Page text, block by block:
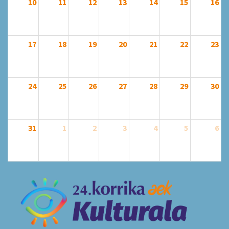
17 18 19 20 21 22 23
24 25 26 27 28 29 30
31 1 2 3 4 5 6